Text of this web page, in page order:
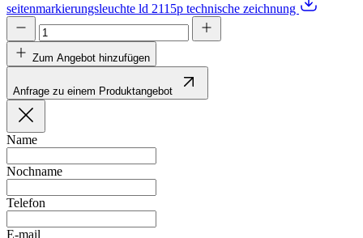
seitenmarkierungsleuchte ld 2115p technische zeichnung
Zum Angebot hinzufügen
Anfrage zu einem Produktangebot
Name
Nochname
Telefon
E-mail